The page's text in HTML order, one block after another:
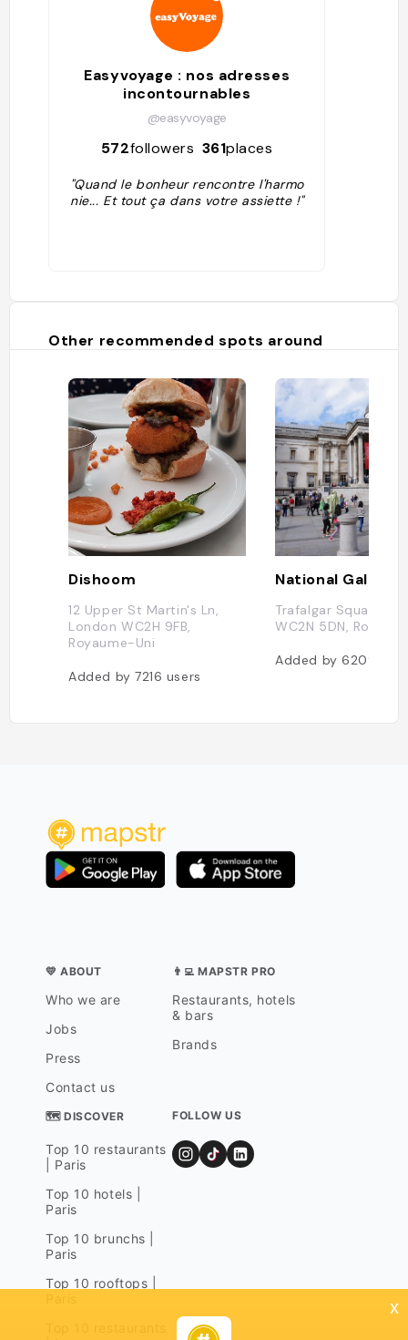
Easyvoyage : nos adresses
incontournables
@easyvoyage
572followers 361places
"Quand le bonheur rencontre l'harmo
nie... Et tout ça dans votre assiette !"
Other recommended spots around
Dishoom
12 Upper St Martin's Ln,
London WC2H 9FB,
Royaume-Uni
Added by7216 users
National Gallery
Trafalgar Square,
WC2N 5DN,
Added by6209
💛 ABOUT
Who we are
Jobs
Press
Contact us
👨‍💻 MAPSTR PRO
Restaurants, hotels
& bars
Brands
🗺 DISCOVER
Top 10 restaurants
| Paris
Top 10 hotels |
Paris
Top 10 brunchs |
Paris
Top 10 rooftops |
FOLLOW US
x